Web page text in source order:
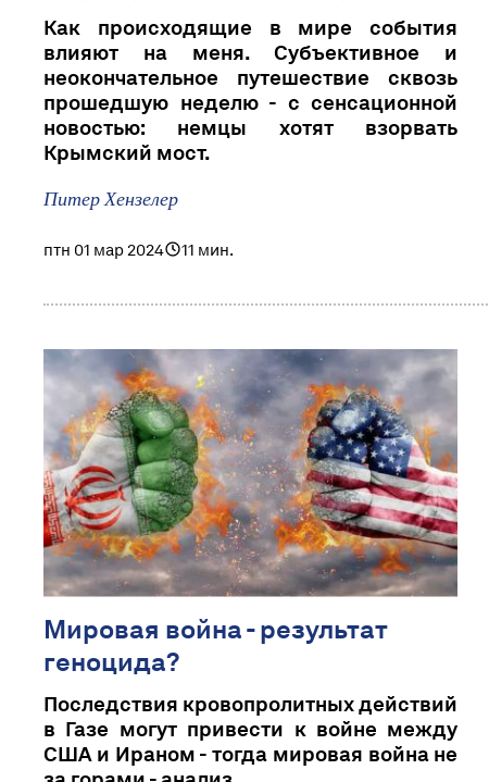
Как происходящие в мире события
влияют на меня. Субъективное и
неокончательное путешествие сквозь
прошедшую неделю - с сенсационной
новостью: немцы хотят взорвать
Крымский мост.
Питер Хензелер
птн 01 мар 2024 11 мин.
Mировая война - результат
геноцида?
Последствия кровопролитных действий
в Газе могут привести к войне между
США и Ираном - тогда мировая война не